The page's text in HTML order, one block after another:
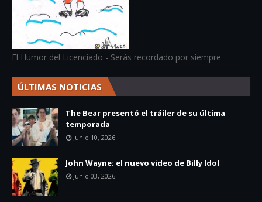
El Humor del Licenciado - Serás recordado por siempre
ÚLTIMAS NOTICIAS
The Bear presentó el tráiler de su última
temporada
Junio 10, 2026
John Wayne: el nuevo video de Billy Idol
Junio 03, 2026